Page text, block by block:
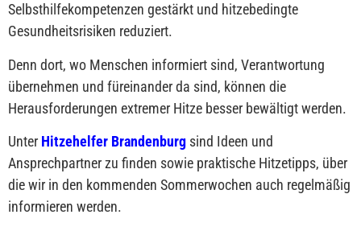
Selbsthilfekompetenzen gestärkt und hitzebedingte
Gesundheitsrisiken reduziert.
Denn dort, wo Menschen informiert sind, Verantwortung
übernehmen und füreinander da sind, können die
Herausforderungen extremer Hitze besser bewältigt werden.
Unter Hitzehelfer Brandenburg sind Ideen und
Ansprechpartner zu finden sowie praktische Hitzetipps, über
die wir in den kommenden Sommerwochen auch regelmäßig
informieren werden.